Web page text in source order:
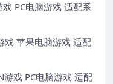
PC电脑游戏 适配系
戏 苹果电脑游戏 适配
戏 PC电脑游戏 适配